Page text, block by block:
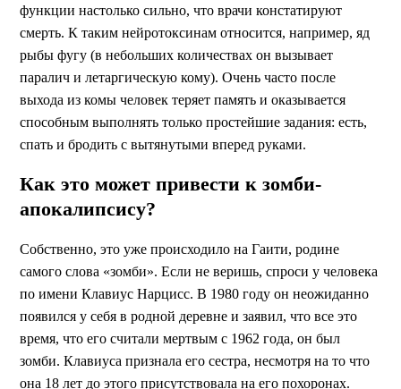
функции настолько сильно, что врачи констатируют
смерть. К таким нейротоксинам относится, например, яд
рыбы фугу (в небольших количествах он вызывает
паралич и летаргическую кому). Очень часто после
выхода из комы человек теряет память и оказывается
способным выполнять только простейшие задания: есть,
спать и бродить с вытянутыми вперед руками.
Как это может привести к зомби-
апокалипсису?
Собственно, это уже происходило на Гаити, родине
самого слова «зомби». Если не веришь, спроси у человека
по имени Клавиус Нарцисс. В 1980 году он неожиданно
появился у себя в родной деревне и заявил, что все это
время, что его считали мертвым с 1962 года, он был
зомби. Клавиуса признала его сестра, несмотря на то что
она 18 лет до этого присутствовала на его похоронах.